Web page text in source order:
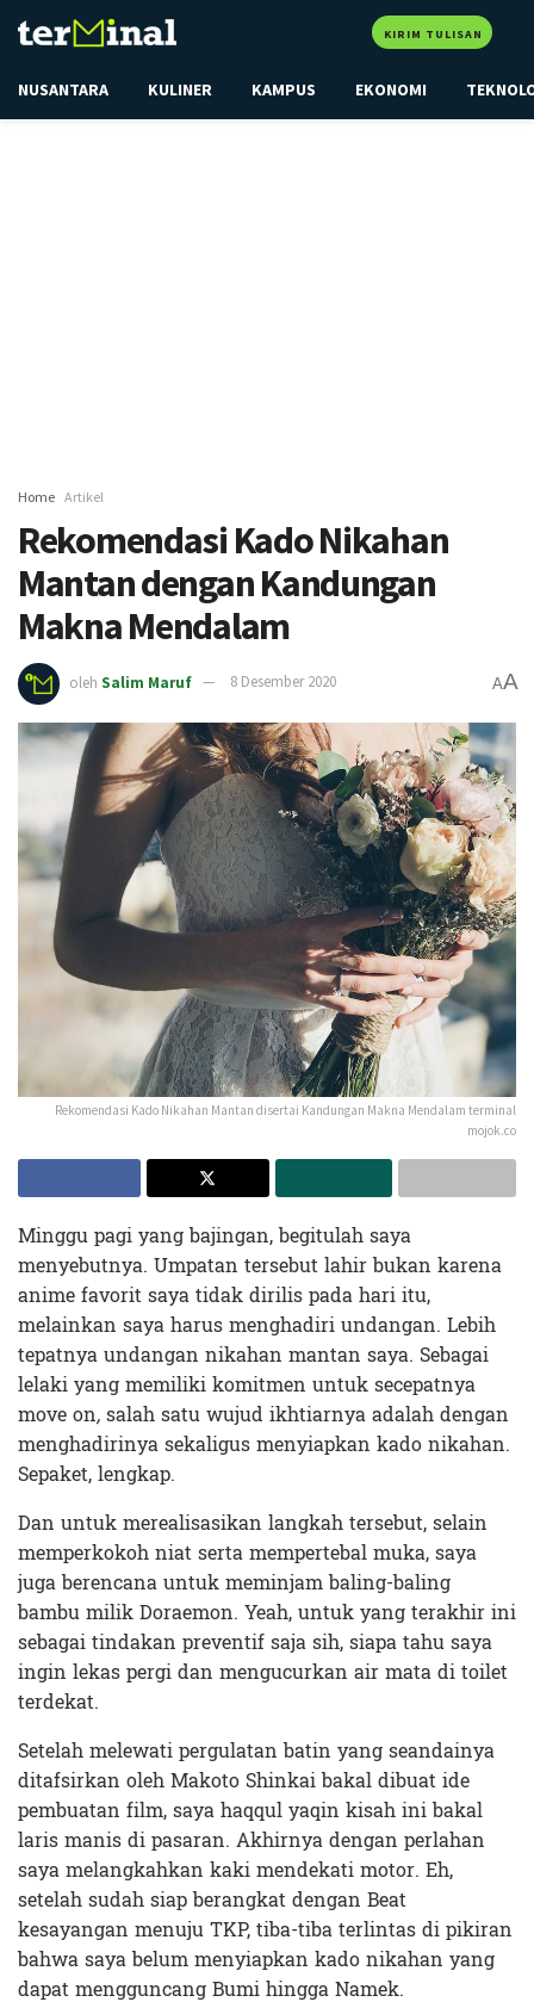
KIRIM TULISAN
NUSANTARA KULINER KAMPUS EKONOMI
Home Artikel
Rekomendasi Kado Nikahan
Mantan dengan Kandungan
Makna Mendalam
oleh Salim Maruf 8 Desember 2020 AA
Rekomendasi Kado Nikahan Mantan disertai Kandungan Makna Mendalam terminal
mojok.co
Minggu pagi yang bajingan, begitulah saya
menyebutnya. Umpatan tersebut lahir bukan karena
anime favorit saya tidak dirilis pada hari itu,
melainkan saya harus menghadiri undangan. Lebih
tepatnya undangan nikahan mantan saya. Sebagai
lelaki yang memiliki komitmen untuk secepatnya
move on,salah satu wujud ikhtiarnya adalah dengan
menghadirinya sekaligus menyiapkan kado nikahan.
Sepaket, lengkap.
Dan untuk merealisasikan langkah tersebut, selain
memperkokoh niat serta mempertebal muka, saya
juga berencana untuk meminjam baling-baling
bambu milik Doraemon. Yeah, untuk yang terakhir ini
sebagai tindakan preventif saja sih, siapa tahu saya
ingin lekas pergi dan mengucurkan air mata di toilet
terdekat.
Setelah melewati pergulatan batin yang seandainya
ditafsirkan oleh Makoto Shinkai bakal dibuat ide
pembuatan film, saya haqqul yaqin kisah ini bakal
laris manis di pasaran. Akhirnya dengan perlahan
saya melangkahkan kaki mendekati motor. Eh,
setelah sudah siap berangkat dengan Beat
kesayangan menuju TKP, tiba-tiba terlintas di pikiran
bahwa saya belum menyiapkan kado nikahan yang
dapat mengguncang Bumi hingga Namek.